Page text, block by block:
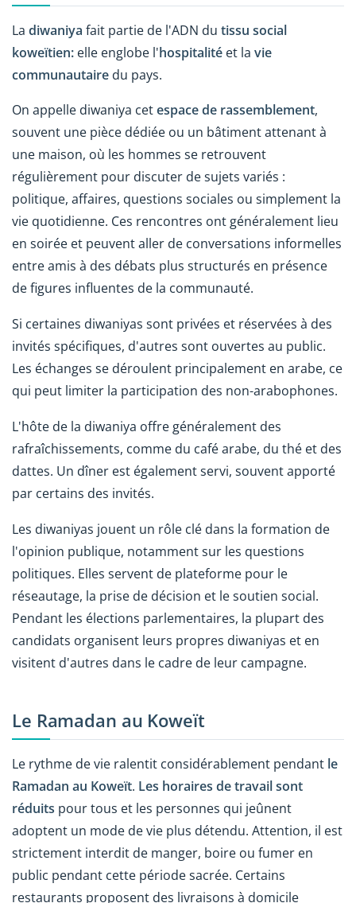
La diwaniya fait partie de l'ADN du tissu social
koweïtien: elle englobe l'hospitalité et la vie
communautaire du pays.
On appelle diwaniya cetespace de rassemblement,
souvent une pièce dédiée ou un bâtiment attenant à
une maison, où les hommes se retrouvent
régulièrement pour discuter de sujets variés :
politique, affaires, questions sociales ou simplement la
vie quotidienne. Ces rencontres ont généralement lieu
en soirée et peuvent aller de conversations informelles
entre amis à des débats plus structurés en présence
de figures influentes de la communauté.
Si certaines diwaniyas sont privées et réservées à des
invités spécifiques, d'autres sont ouvertes au public.
Les échanges se déroulent principalement en arabe, ce
qui peut limiter la participation des non-arabophones.
L'hôte de la diwaniya offre généralement des
rafraîchissements, comme du café arabe, du thé et des
dattes. Un dîner est également servi, souvent apporté
par certains des invités.
Les diwaniyas jouent un rôle clé dans la formation de
l'opinion publique, notamment sur les questions
politiques. Elles servent de plateforme pour le
réseautage, la prise de décision et le soutien social.
Pendant les élections parlementaires, la plupart des
candidats organisent leurs propres diwaniyas et en
visitent d'autres dans le cadre de leur campagne.
Le Ramadan au Koweït
Le rythme de vie ralentit considérablement pendant le
Ramadan au Koweït. Les horaires de travail sont
réduits pour tous et les personnes qui jeûnent
adoptent un mode de vie plus détendu. Attention, il est
strictement interdit de manger, boire ou fumer en
public pendant cette période sacrée. Certains
restaurants proposent des livraisons à domicile